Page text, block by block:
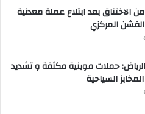
الاختناق بعد ابتلاع عملة معدنية
المركزي
حملات موينية مكثفة و تشديد
السياحية